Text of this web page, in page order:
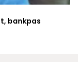
bankpas